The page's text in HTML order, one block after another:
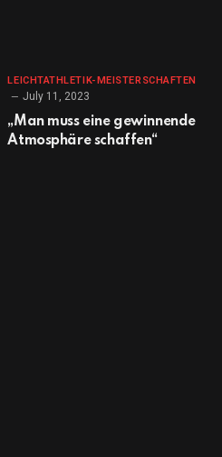
LEICHTATHLETIK-MEISTERSCHAFTEN
July 11, 2023
„Man muss eine gewinnende
Atmosphäre schaffen“